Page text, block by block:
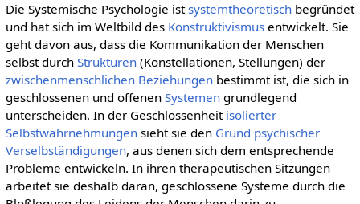
Die Systemische Psychologie istsystemtheoretischbegründet
und hat sich im Weltbild des Konstruktivismusentwickelt. Sie
geht davon aus, dass die Kommunikation der Menschen
selbst durch Strukturen(Konstellationen, Stellungen) der
zwischenmenschlichen Beziehungenbestimmt ist, die sich in
geschlossenen und offenen Systemengrundlegend
unterscheiden. In der Geschlossenheit isolierter
Selbstwahrnehmungensieht sie den Grund psychischer
Verselbständigungen, aus denen sich dem entsprechende
Probleme entwickeln. In ihren therapeutischen Sitzungen
arbeitet sie deshalb daran, geschlossene Systeme durch die